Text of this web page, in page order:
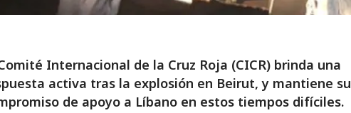
Internacional de la Cruz Roja (CICR) brinda una
activa tras la explosión en Beirut, y mantiene su
de apoyo a Líbano en estos tiempos difíciles.